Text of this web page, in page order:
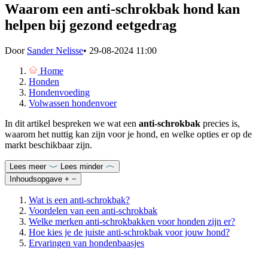
Waarom een anti-schrokbak hond kan
helpen bij gezond eetgedrag
Door Sander Nelisse• 29-08-2024 11:00
Home
Honden
Hondenvoeding
Volwassen hondenvoer
In dit artikel bespreken we wat een anti-schrokbak precies is,
waarom het nuttig kan zijn voor je hond, en welke opties er op de
markt beschikbaar zijn.
Lees meer
Lees minder
Inhoudsopgave + −
Wat is een anti-schrokbak?
Voordelen van een anti-schrokbak
Welke merken anti-schrokbakken voor honden zijn er?
Hoe kies je de juiste anti-schrokbak voor jouw hond?
Ervaringen van hondenbaasjes